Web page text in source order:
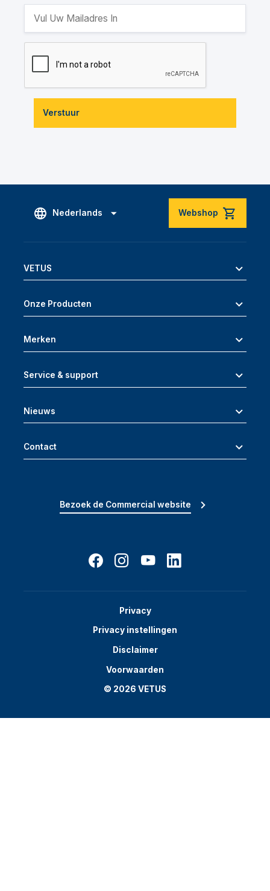
Verstuur
Nederlands Webshop
VETUS
Onze Producten
Merken
Service & support
Nieuws
Contact
Bezoek de Commercial website
Privacy
Privacy instellingen
Disclaimer
Voorwaarden
© 2026 VETUS